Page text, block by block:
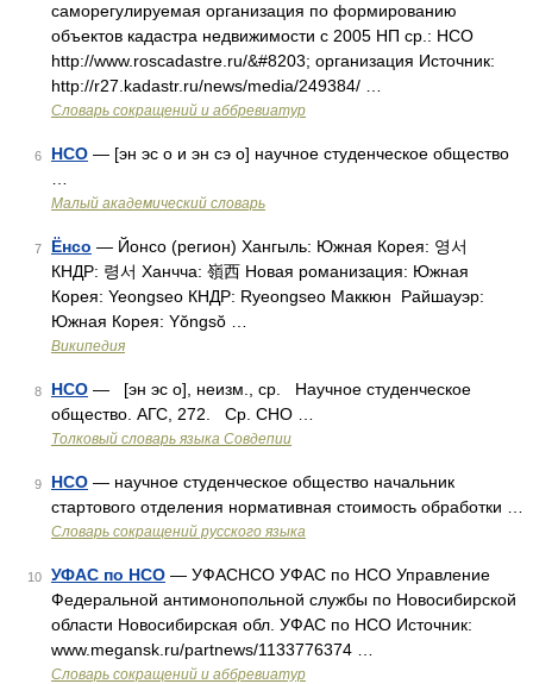
саморегулируемая организация по формированию
объектов кадастра недвижимости с 2005 НП ср.: НСО
http://www.roscadastre.ru/&#8203; организация Источник:
http://r27.kadastr.ru/news/media/249384/ …
Словарь сокращений и аббревиатур
6 НСО — [эн эс о и эн сэ о] научное студенческое общество
Малый академический словарь
7 Ёнсо — Йонсо (регион) Хангыль: Южная Корея: 영서
КНДР: 령서 Ханчча: 嶺西 Новая романизация: Южная
Корея: Yeongseo КНДР: Ryeongseo Маккюн Райшауэр:
Южная Корея: Yŏngsŏ …
Википедия
8 НСО — [эн эс о], неизм., ср. Научное студенческое
общество. АГС, 272. Ср. СНО …
Толковый словарь языка Совдепии
9 НСО — научное студенческое общество начальник
стартового отделения нормативная стоимость обработки …
Словарь сокращений русского языка
10 УФАС по НСО — УФАСНСО УФАС по НСО Управление
Федеральной антимонопольной службы по Новосибирской
области Новосибирская обл. УФАС по НСО Источник:
www.megansk.ru/partnews/1133776374 …
Словарь сокращений и аббревиатур